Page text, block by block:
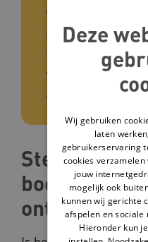
vinden dat
moeten kunnen
samenleving. De
van mening over
aangeeft.
Stelling 1:
boetes of
Deze
Wij gebruiken
laten
gebruikerservaring
cookies
jouw
mogelijk ook
kunnen wij gerichte
afspelen en sociale
Hieronder kun